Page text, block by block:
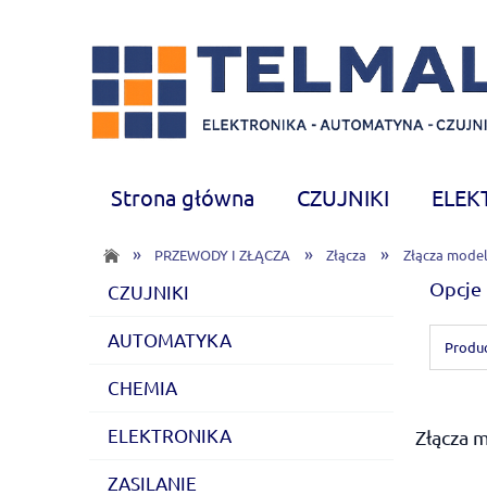
Strona główna CZUJNIKI
CHEMIA
Nowości
» PRZEWODY I ZŁĄCZA » Złącza » Złącza
CZUJNIKI
AUTOMATYKA
CHEMIA
ELEKTRONIKA
ZASILANIE
Opcje
Złącza